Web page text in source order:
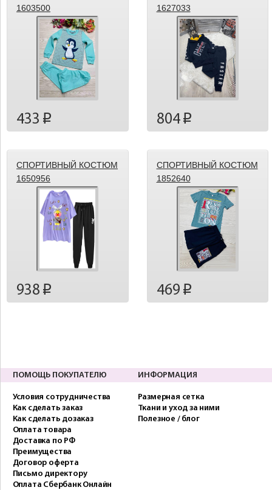
1603500
433 p
1627033
804p
СПОРТИВНЫЙ КОСТЮМ
1650956
938 p
СПОРТИВНЫЙ КОСТЮМ
1852640
469 p
ПОМОЩЬ ПОКУПАТЕЛЮ
Условия сотрудничества
Как сделать заказ
Как сделать дозаказ
Оплата товара
Доставка по РФ
Преимущества
Договор оферта
Письмо директору
Оплата Сбербанк Онлайн
ИНФОРМАЦИЯ
Размерная сетка
Ткани и уход за ними
Полезное / блог